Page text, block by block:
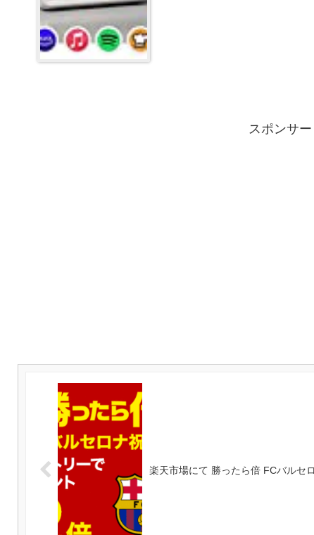
スポンサ
楽天市場にて 勝ったら倍 FCバルセ